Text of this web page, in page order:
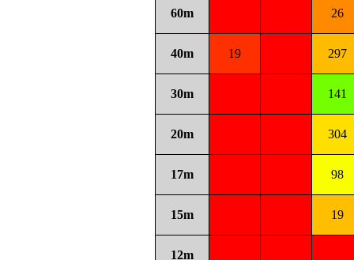
60m 26
40m 19 297
30m 141
20m 304
17m 98
15m 19
12m